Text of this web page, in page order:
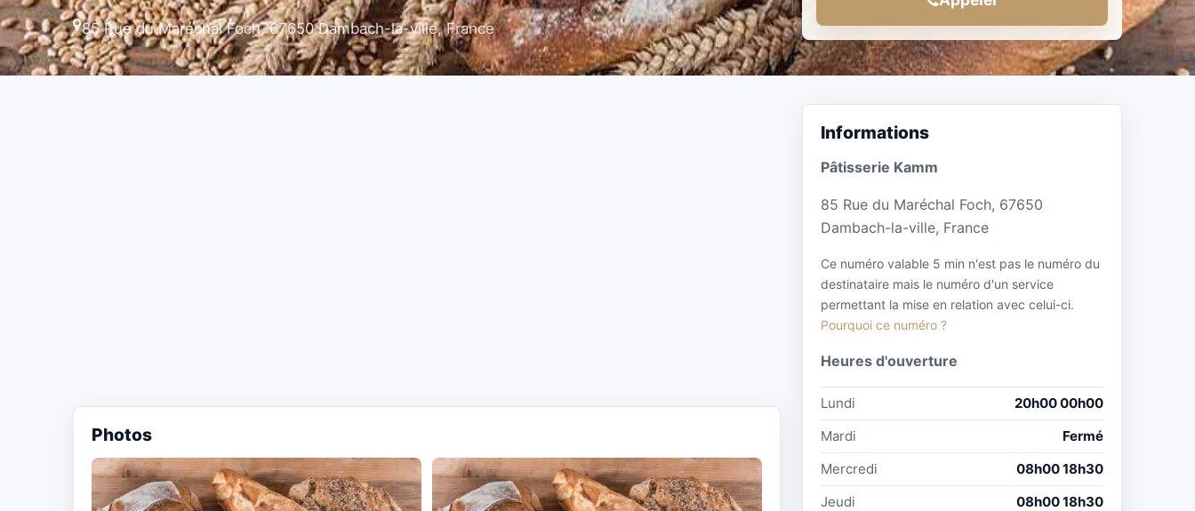
85 Rue du Maréchal Foch, 67650 Dambach-la-ville, France
Photos
Informations
Pâtisserie Kamm
85 Rue du Maréchal Foch, 67650
Dambach-la-ville, France
Ce numéro valable 5 min n'est pas le numéro du
destinataire mais le numéro d'un service
permettant la mise en relation avec celui-ci.
Pourquoi ce numéro ?
Heures d'ouverture
Lundi
20h00 00h00
Mardi
Fermé
Mercredi
08h00 18h30
Jeudi
08h00 18h30